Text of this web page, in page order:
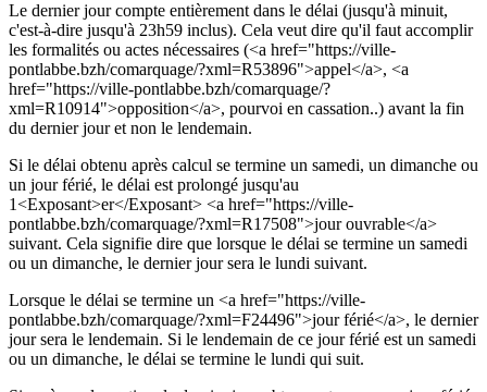
Le dernier jour compte entièrement dans le délai (jusqu'à minuit,
c'est-à-dire jusqu'à 23h59 inclus). Cela veut dire qu'il faut accomplir
les formalités ou actes nécessaires (<a href="https://ville-
pontlabbe.bzh/comarquage/?xml=R53896">appel</a>, <a
href="https://ville-pontlabbe.bzh/comarquage/?
xml=R10914">opposition</a>, pourvoi en cassation..) avant la fin
du dernier jour et non le lendemain.
Si le délai obtenu après calcul se termine un samedi, un dimanche ou
un jour férié, le délai est prolongé jusqu'au
1<Exposant>er</Exposant> <a href="https://ville-
pontlabbe.bzh/comarquage/?xml=R17508">jour ouvrable</a>
suivant. Cela signifie dire que lorsque le délai se termine un samedi
ou un dimanche, le dernier jour sera le lundi suivant.
Lorsque le délai se termine un <a href="https://ville-
pontlabbe.bzh/comarquage/?xml=F24496">jour férié</a>, le dernier
jour sera le lendemain. Si le lendemain de ce jour férié est un samedi
ou un dimanche, le délai se termine le lundi qui suit.